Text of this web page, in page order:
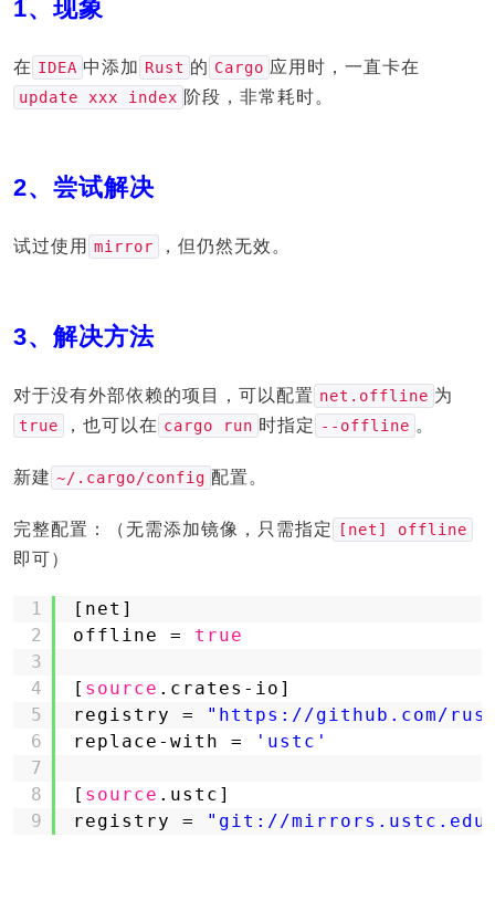
1、现象
在 IDEA 中添加 Rust 的 Cargo 应用时，一直卡在
update xxx index 阶段，非常耗时。
2、尝试解决
试过使用 mirror ，但仍然无效。
3、解决方法
对于没有外部依赖的项目，可以配置 net.offline 为
true ，也可以在 cargo run 时指定 --offline 。
新建 ~/.cargo/config 配置。
完整配置：（无需添加镜像，只需指定 [net] offline
即可）
1
2
3
4
5
6
7
8
9
[net]
offline = true
[ source .crates-io]
registry =
"https://github.com/
replace-with =
'ustc'
[ source .ustc]
registry =
"git://